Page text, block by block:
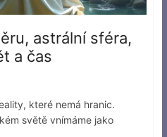
astrální sféra,
a čas
které nemá hranic.
světě vnímáme jako